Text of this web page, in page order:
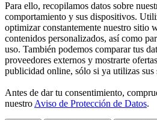
Para ello, recopilamos datos sobre
comportamiento y sus dispositivos.
optimizar constantemente nuestro sitio
contenidos personalizados, así como
uso. También podemos comparar tus
proveedores externos y mostrarte
publicidad online, sólo si ya utilizas sus
Antes de dar tu consentimiento,
nuestro Aviso de Protección de Datos.